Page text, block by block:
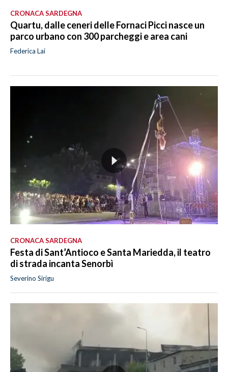
CRONACA SARDEGNA
Quartu, dalle ceneri delle Fornaci Picci nasce un
parco urbano con 300 parcheggi e area cani
Federica Lai
CRONACA SARDEGNA
Festa di Sant’Antioco e Santa Mariedda, il teatro
di strada incanta Senorbì
Severino Sirigu